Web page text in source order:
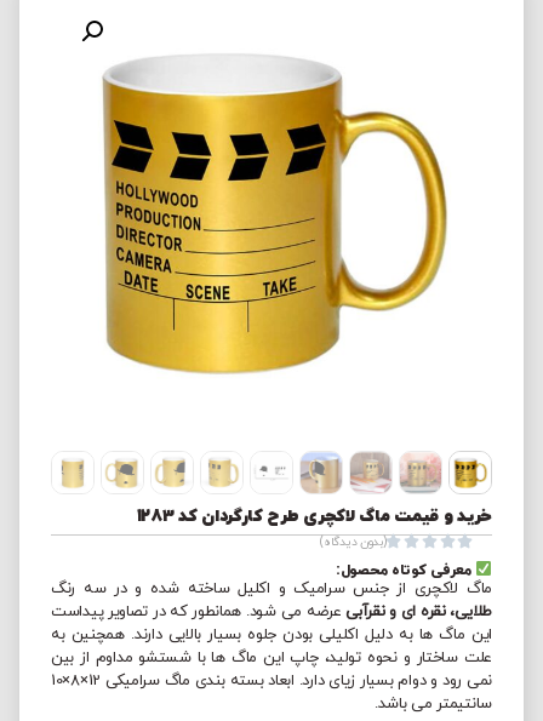
خرید و قیمت ماگ لاکچری طرح کارگردان کد 1283




(بدون دیدگاه)
معرفی کوتاه محصول:
ماگ لاکچری از جنس سرامیک و اکلیل ساخته شده و در سه رنگ
طلایی، نقره ای و نقرآبیعرضه می شود. همانطور که در تصاویر پیداست
این ماگ ها به دلیل اکلیلی بودن جلوه بسیار بالایی دارند. همچنین به
علت ساختار و نحوه تولید، چاپ این ماگ ها با شستشو مداوم از بین
نمی رود و دوام بسیار زیای دارد. ابعاد بسته بندی ماگ سرامیکی 12×8×10
سانتیمتر می باشد.